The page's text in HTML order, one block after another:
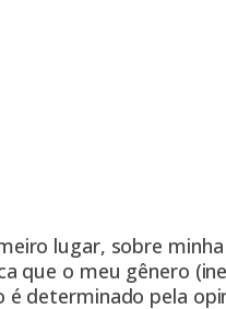
lugar, sobre
que o meu gênero
é determinado pela